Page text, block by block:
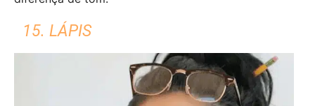
15. LÁPIS